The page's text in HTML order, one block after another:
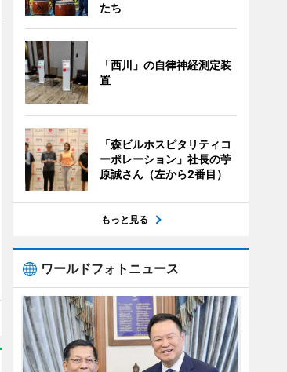
たち
「西川」の自律神経測定装
置
「森ビルホスピタリティコ
ーポレーション」社長の苧
原誠さん（左から2番目）
もっと見る
ワールドフォトニュース